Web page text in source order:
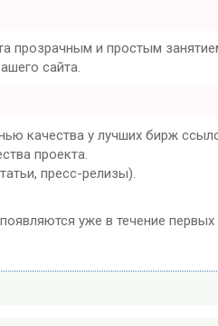
прозрачным и простым
сайта.
качества у лучших бирж
проекта.
пресс-релизы).
уже в течение первых